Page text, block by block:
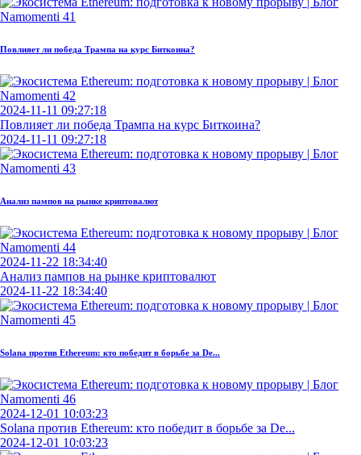
Повлияет ли победа Трампа на курс Биткоина?
2024-11-11 09:27:18
Повлияет ли победа Трампа на курс Биткоина?
2024-11-11 09:27:18
Анализ пампов на рынке криптовалют
2024-11-22 18:34:40
Анализ пампов на рынке криптовалют
2024-11-22 18:34:40
Solana против Ethereum: кто победит в борьбе за De...
2024-12-01 10:03:23
Solana против Ethereum: кто победит в борьбе за De...
2024-12-01 10:03:23